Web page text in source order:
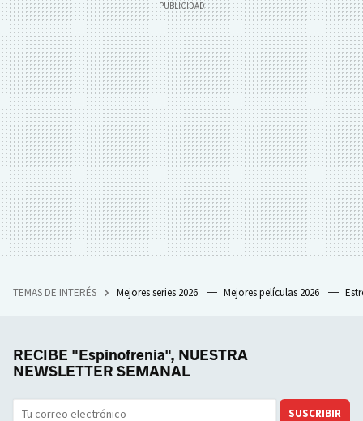
TEMAS DE INTERÉS Mejores series 2026 Mejores películas 2026
RECIBE "Espinofrenia", NUESTRA
NEWSLETTER SEMANAL
SUSCRIBIR